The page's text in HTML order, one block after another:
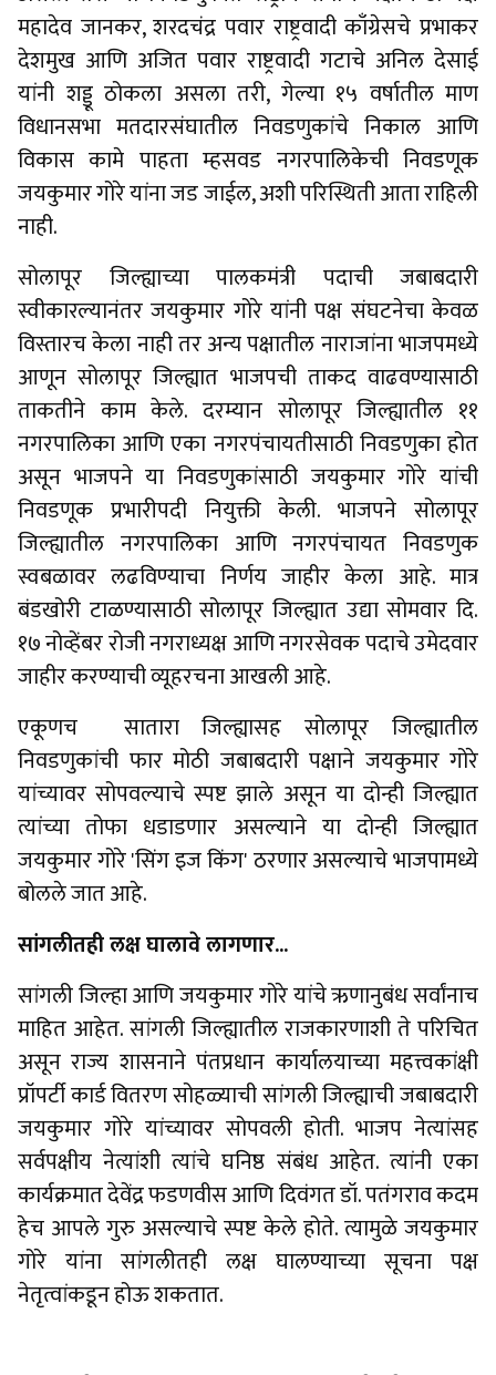
महादेव जानकर, शरदचंद्र पवार राष्ट्रवादी काँग्रेसचे प्रभाकर
देशमुख आणि अजित पवार राष्ट्रवादी गटाचे अनिल देसाई
यांनी शड्डू ठोकला असला तरी, गेल्या १५ वर्षातील माण
विधानसभा मतदारसंघातील निवडणुकांचे निकाल आणि
विकास कामे पाहता म्हसवड नगरपालिकेची निवडणूक
जयकुमार गोरे यांना जड जाईल, अशी परिस्थिती आता राहिली
नाही.
सोलापूर जिल्ह्याच्या पालकमंत्री पदाची जबाबदारी
स्वीकारल्यानंतर जयकुमार गोरे यांनी पक्ष संघटनेचा केवळ
विस्तारच केला नाही तर अन्य पक्षातील नाराजांना भाजपमध्ये
आणून सोलापूर जिल्ह्यात भाजपची ताकद वाढवण्यासाठी
ताकतीने काम केले. दरम्यान सोलापूर जिल्ह्यातील ११
नगरपालिका आणि एका नगरपंचायतीसाठी निवडणुका होत
असून भाजपने या निवडणुकांसाठी जयकुमार गोरे यांची
निवडणूक प्रभारीपदी नियुक्ती केली. भाजपने सोलापूर
जिल्ह्यातील नगरपालिका आणि नगरपंचायत निवडणुक
स्वबळावर लढविण्याचा निर्णय जाहीर केला आहे. मात्र
बंडखोरी टाळण्यासाठी सोलापूर जिल्ह्यात उद्या सोमवार दि.
१७ नोव्हेंबर रोजी नगराध्यक्ष आणि नगरसेवक पदाचे उमेदवार
जाहीर करण्याची व्यूहरचना आखली आहे.
एकूणच सातारा जिल्ह्यासह सोलापूर जिल्ह्यातील
निवडणुकांची फार मोठी जबाबदारी पक्षाने जयकुमार गोरे
यांच्यावर सोपवल्याचे स्पष्ट झाले असून या दोन्ही जिल्ह्यात
त्यांच्या तोफा धडाडणार असल्याने या दोन्ही जिल्ह्यात
जयकुमार गोरे 'सिंग इज किंग' ठरणार असल्याचे भाजपामध्ये
बोलले जात आहे.
सांगलीतही लक्ष घालावे लागणार...
सांगली जिल्हा आणि जयकुमार गोरे यांचे ऋणानुबंध सर्वांनाच
माहित आहेत. सांगली जिल्ह्यातील राजकारणाशी ते परिचित
असून राज्य शासनाने पंतप्रधान कार्यालयाच्या महत्त्वकांक्षी
प्रॉपर्टी कार्ड वितरण सोहळ्याची सांगली जिल्ह्याची जबाबदारी
जयकुमार गोरे यांच्यावर सोपवली होती. भाजप नेत्यांसह
सर्वपक्षीय नेत्यांशी त्यांचे घनिष्ठ संबंध आहेत. त्यांनी एका
कार्यक्रमात देवेंद्र फडणवीस आणि दिवंगत डॉ. पतंगराव कदम
हेच आपले गुरु असल्याचे स्पष्ट केले होते. त्यामुळे जयकुमार
गोरे यांना सांगलीतही लक्ष घालण्याच्या सूचना पक्ष
नेतृत्वांकडून होऊ शकतात.